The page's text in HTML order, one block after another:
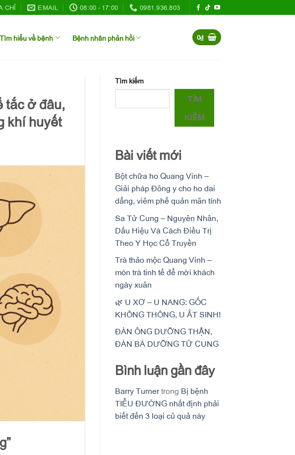
CHỈ EMAIL 08:00 - 17:00 0981.936.803
Tìm hiểu về bệnh Bệnh nhân phản hồi 0₫
tắc ở đâu,
khí huyết
Tìm kiếm
TÌM
KIẾM
Bài viết mới
Bột chữa ho Quang Vinh –
Giải pháp Đông y cho ho dai
dẳng, viêm phế quản mãn tính
Sa Tử Cung – Nguyên Nhân,
Dấu Hiệu Và Cách Điều Trị
Theo Y Học Cổ Truyền
Trà thảo mộc Quang Vinh –
món trà tinh tế để mời khách
ngày xuân
🌿 U XƠ – U NANG: GỐC
KHÔNG THÔNG, U ẮT SINH!
ĐÀN ÔNG DƯỠNG THẬN,
ĐÀN BÀ DƯỠNG TỬ CUNG
Bình luận gần đây
Barry Turnertrong Bị bệnh
TIỂU ĐƯỜNG nhất định phải
biết đến 3 loại củ quả này